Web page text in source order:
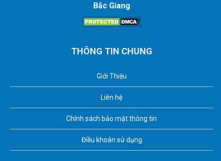
Bắc Giang
THÔNG TIN CHUNG
Giới Thiệu
Liên hệ
Chính sách bảo mật thông tin
Điều khoản sử dụng